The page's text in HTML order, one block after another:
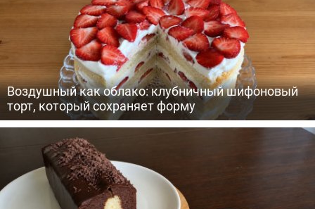
Воздушный как облако: клубничный шифоновый
торт, который сохраняет форму